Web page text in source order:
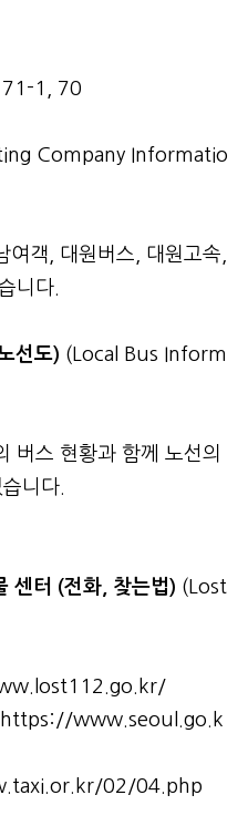
1, 70
Company Informatio
객, 대원버스, 대원고속,
니다.
선도) (Local Bus Inform
버스 현황과 함께 노선의
니다.
센터 (전화, 찾는법) (Lost
https://www.seoul.go.k
02/04.php